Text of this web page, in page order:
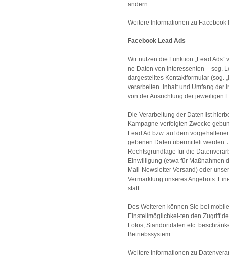
ändern.
Weitere Informationen zu
Facebook Lead Ads
Wir nutzen die Funktion „Lead
ne Daten von Interessenten – sog.
dargestelltes Kontaktformular (sog.
verarbeiten. Inhalt und Umfang der
von der Ausrichtung der jeweiligen
Die Verarbeitung der Daten ist
Kampagne verfolgten Zwecke
Lead Ad bzw. auf dem
gebenen Daten übermittelt werden.
Rechtsgrundlage für die
Einwilligung (etwa für Maßnahmen
Mail-Newsletter Versand) oder
Vermarktung unseres Angebots.
statt.
Des Weiteren können Sie bei
Einstellmöglichkei-ten den Zugriff
Fotos, Standortdaten etc.
Betriebssystem.
Weitere Informationen zu